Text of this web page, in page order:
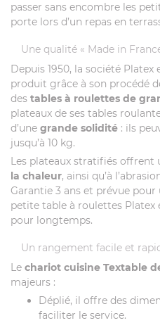
passer sans encombre les
porte lors d’un repas en
Une qualité « Made in
Depuis 1950, la société
produit grâce à son procédé
des tables à roulettes de
plateaux de ses tables
d’une grande solidité : ils
jusqu’à 10 kg.
Les plateaux stratifiés offrent
la chaleur, ainsi qu’à
Garantie 3 ans et prévue pour
petite table à roulettes Platex
pour longtemps.
Un rangement facile et
Le chariot cuisine Textable
majeurs :
Déplié, il offre des
faciliter le service.